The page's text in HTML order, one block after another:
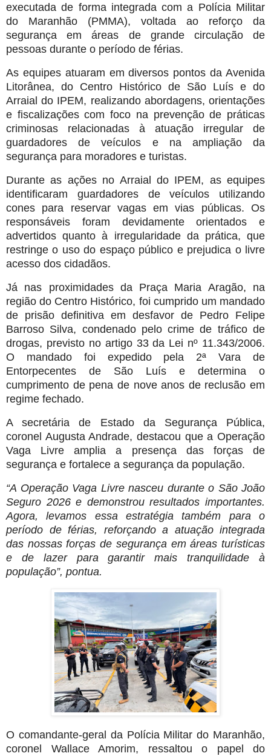
executada de forma integrada com a Polícia Militar
do Maranhão (PMMA), voltada ao reforço da
segurança em áreas de grande circulação de
pessoas durante o período de férias.
As equipes atuaram em diversos pontos da Avenida
Litorânea, do Centro Histórico de São Luís e do
Arraial do IPEM, realizando abordagens, orientações
e fiscalizações com foco na prevenção de práticas
criminosas relacionadas à atuação irregular de
guardadores de veículos e na ampliação da
segurança para moradores e turistas.
Durante as ações no Arraial do IPEM, as equipes
identificaram guardadores de veículos utilizando
cones para reservar vagas em vias públicas. Os
responsáveis foram devidamente orientados e
advertidos quanto à irregularidade da prática, que
restringe o uso do espaço público e prejudica o livre
acesso dos cidadãos.
Já nas proximidades da Praça Maria Aragão, na
região do Centro Histórico, foi cumprido um mandado
de prisão definitiva em desfavor de Pedro Felipe
Barroso Silva, condenado pelo crime de tráfico de
drogas, previsto no artigo 33 da Lei nº 11.343/2006.
O mandado foi expedido pela 2ª Vara de
Entorpecentes de São Luís e determina o
cumprimento de pena de nove anos de reclusão em
regime fechado.
A secretária de Estado da Segurança Pública,
coronel Augusta Andrade, destacou que a Operação
Vaga Livre amplia a presença das forças de
segurança e fortalece a segurança da população.
“A Operação Vaga Livre nasceu durante o São João
Seguro 2026 e demonstrou resultados importantes.
Agora, levamos essa estratégia também para o
período de férias, reforçando a atuação integrada
das nossas forças de segurança em áreas turísticas
e de lazer para garantir mais tranquilidade à
população”, pontua.
O comandante-geral da Polícia Militar do Maranhão,
coronel Wallace Amorim, ressaltou o papel do